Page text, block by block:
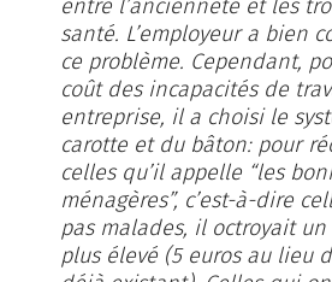
entre l’ancienneté et les
santé. L’employeur a bien
ce problème. Cependant,
coût des incapacités de
entreprise, il a choisi le
carotte et du bâton: pour
celles qu’il appelle “les
ménagères”, c’est-à-dire
pas malades, il octroyait
plus élevé (5 euros au lieu